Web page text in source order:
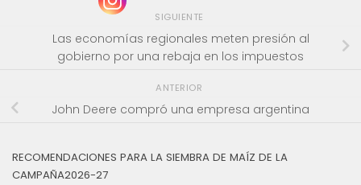
SIGUIENTE
Las economías regionales meten presión al
gobierno por una rebaja en los impuestos
ANTERIOR
John Deere compró una empresa argentina
RECOMENDACIONES PARA LA SIEMBRA DE MAÍZ DE LA
CAMPAÑA2026-27